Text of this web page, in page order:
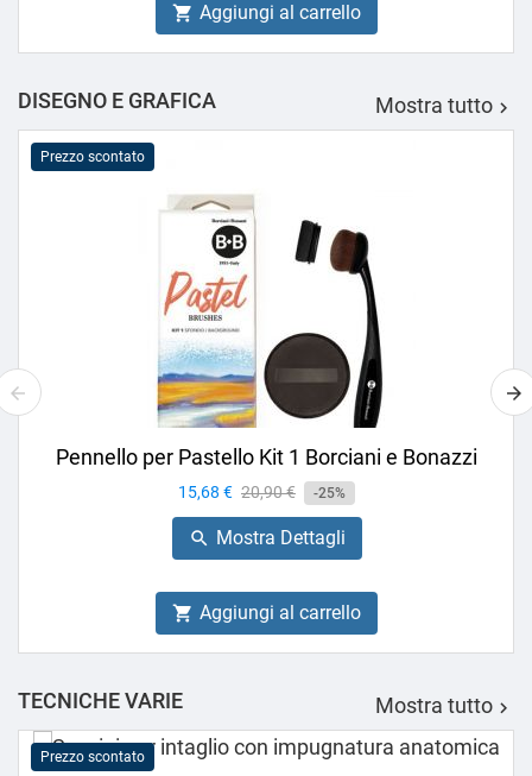
 Aggiungi al carrello
DISEGNO E GRAFICA Mostra tutto 
Prezzo scontato
Pennello per Pastello Kit 1 Borciani e Bonazzi
Prezzo
15,68 € Prezzo
base
20,90 € -25%
 Mostra Dettagli
 Aggiungi al carrello
TECNICHE VARIE Mostra tutto 
Prezzo scontato